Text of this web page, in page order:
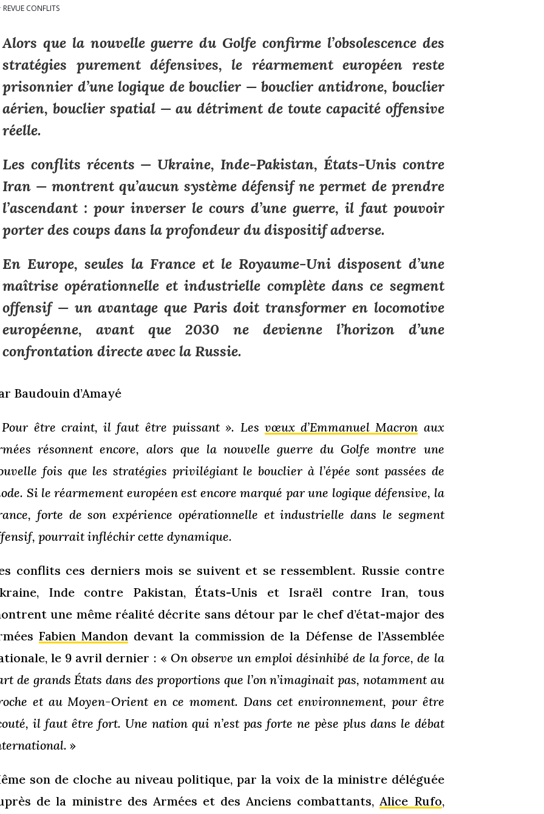
REVUE CONFLITS
Alors que la nouvelle guerre du Golfe confirme l’obsolescence des
stratégies purement défensives, le réarmement européen reste
prisonnier d’une logique de bouclier — bouclier antidrone, bouclier
aérien, bouclier spatial — au détriment de toute capacité offensive
réelle.
Les conflits récents — Ukraine, Inde-Pakistan, États-Unis contre
Iran — montrent qu’aucun système défensif ne permet de prendre
l’ascendant : pour inverser le cours d’une guerre, il faut pouvoir
porter des coups dans la profondeur du dispositif adverse.
En Europe, seules la France et le Royaume-Uni disposent d’une
maîtrise opérationnelle et industrielle complète dans ce segment
offensif — un avantage que Paris doit transformer en locomotive
européenne, avant que 2030 ne devienne l’horizon d’une
confrontation directe avec la Russie.
Baudouin d’Amayé
être craint, il faut être puissant ». Les vœux d’Emmanuel Macron aux
résonnent encore, alors que la nouvelle guerre du Golfe montre une
fois que les stratégies privilégiant le bouclier à l’épée sont passées de
Si le réarmement européen est encore marqué par une logique défensive, la
forte de son expérience opérationnelle et industrielle dans le segment
pourrait infléchir cette dynamique.
conflits ces derniers mois se suivent et se ressemblent. Russie contre
Inde contre Pakistan, États-Unis et Israël contre Iran, tous
une même réalité décrite sans détour par le chef d’état-major des
Fabien Mandon devant la commission de la Défense de l’Assemblée
le 9 avril dernier : « On observe un emploi désinhibé de la force, de la
de grands États dans des proportions que l’on n’imaginait pas, notamment au
et au Moyen-Orient en ce moment. Dans cet environnement, pour être
il faut être fort. Une nation qui n’est pas forte ne pèse plus dans le débat
»
son de cloche au niveau politique, par la voix de la ministre déléguée
de la ministre des Armées et des Anciens combattants, Alice Rufo,